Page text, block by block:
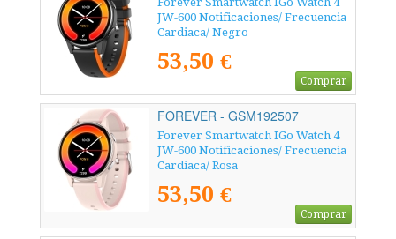
JW-600 Notificaciones/ Frecuencia
Cardiaca/ Negro
53,50 €
Comprar
FOREVER - GSM192507
Forever Smartwatch IGo Watch 4
JW-600 Notificaciones/ Frecuencia
Cardiaca/ Rosa
53,50 €
Comprar